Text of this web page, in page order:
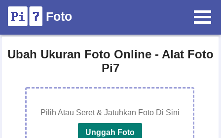
Foto
Ubah Ukuran Foto Online - Alat Foto
Pi7
Pilih Atau Seret & Jatuhkan Foto Di Sini
Unggah Foto